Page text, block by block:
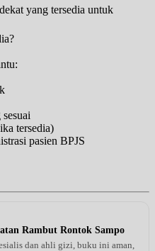
yang tersedia untuk
tersedia)
pasien BPJS
Rambut Rontok Sampo
dan ahli gizi, buku ini aman,